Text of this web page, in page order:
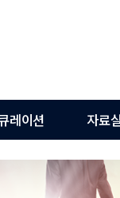
레이션 자료실